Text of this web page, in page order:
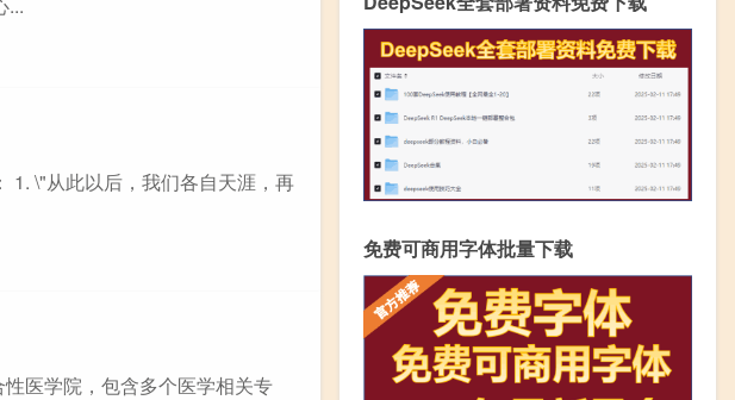
...
1. \"从此以后，我们各自天涯，再
医学院，包含多个医学相关专
免费可商用字体批量下载